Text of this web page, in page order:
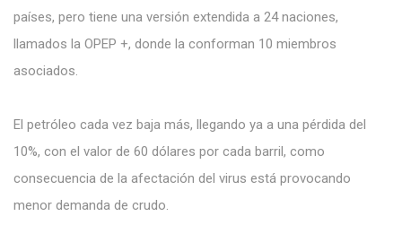
países, pero tiene una versión extendida a 24 naciones,
llamados la OPEP +, donde la conforman 10 miembros
asociados.
El petróleo cada vez baja más, llegando ya a una pérdida del
10%, con el valor de 60 dólares por cada barril, como
consecuencia de la afectación del virus está provocando
menor demanda de crudo.